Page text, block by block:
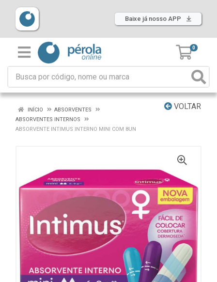
Baixe já nosso APP
0
VOLTAR
INÍCIO
ABSORVENTES
ABSORVENTES INTERNOS
ABSORVENTE INTIMUS INTERNO MINI COM 8UN